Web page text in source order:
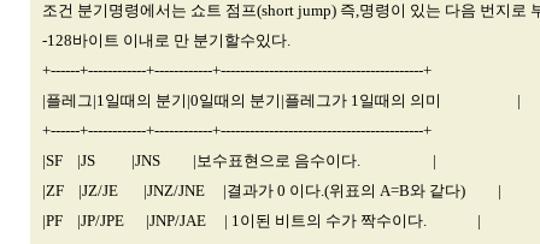
조건 분기명령에서는 쇼트 점프(short jump) 즉,명령이 있는 다음 번지로
-128바이트 이내로 만 분기할수있다.
+------+------------+------------+------------------------------------------+
|플레그|1일때의 분기|0일때의 분기|플레그가 1일때의 의미 |
+------+------------+------------+------------------------------------------+
|SF |JS |JNS |보수표현으로 음수이다. |
|ZF |JZ/JE |JNZ/JNE |결과가 0 이다.(위표의 A=B와 같다) |
|PF |JP/JPE |JNP/JAE | 1이된 비트의 수가 짝수이다. |